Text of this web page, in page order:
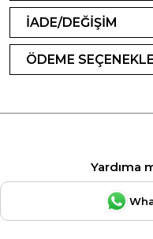
İADE/DEĞİŞİM
ÖDEME
Yardıma